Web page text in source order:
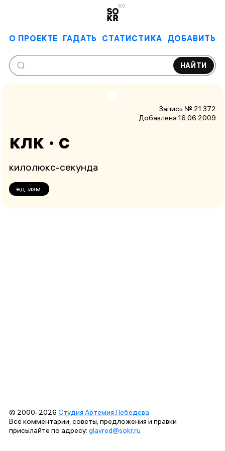
6.0
О ПРОЕКТЕ ГАДАТЬ СТАТИСТИКА ДОБАВИТЬ
НАЙТИ
Запись № 21 372
Добавлена 16.06.2009
клк · с
килолюкс-секунда
ед. изм.
© 2000–2026 Студия Артемия Лебедева
Все комментарии, советы, предложения и правки
присылайте по адресу: glavred@sokr.ru